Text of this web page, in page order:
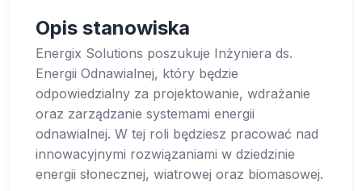
Opis stanowiska
Energix Solutions poszukuje Inżyniera ds.
Energii Odnawialnej, który będzie
odpowiedzialny za projektowanie, wdrażanie
oraz zarządzanie systemami energii
odnawialnej. W tej roli będziesz pracować nad
innowacyjnymi rozwiązaniami w dziedzinie
energii słonecznej, wiatrowej oraz biomasowej.